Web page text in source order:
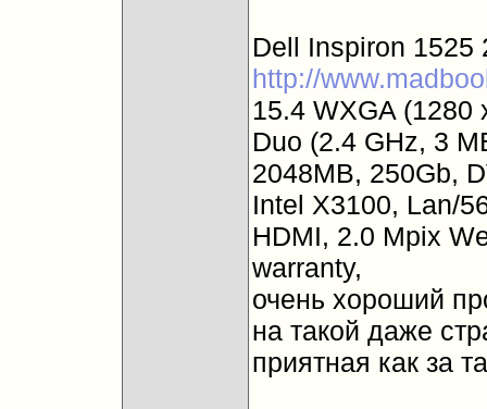
Dell Inspiron 1525
http://
15.4 WXGA (1280
Duo (2.4 GHz, 3
2048MB, 250Gb,
Intel X3100, Lan/
HDMI, 2.0 Mpix
warranty,
очень хороший
на такой даже
приятная как за